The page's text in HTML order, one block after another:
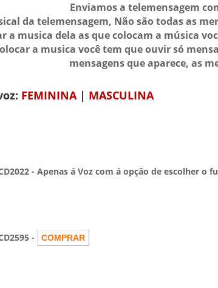
Enviamos a telemensagem
da telemensagem, Não são todas as
a musica dela as que colocam a música
a musica você tem que ouvir só
mensagens que aparece, as
FEMININA| MASCULINA
- Apenas á Voz com á opção de escolher o
-